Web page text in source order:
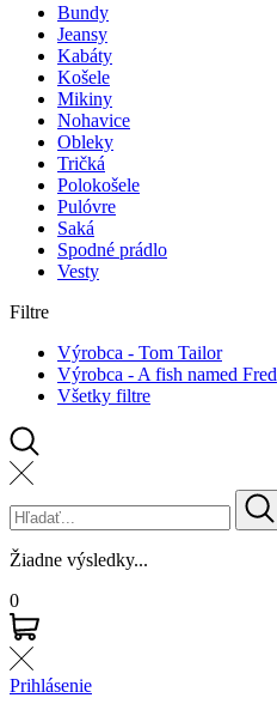
Bundy
Jeansy
Kabáty
Košele
Mikiny
Nohavice
Obleky
Tričká
Polokošele
Pulóvre
Saká
Spodné prádlo
Vesty
Filtre
Výrobca - Tom Tailor
Výrobca - A fish named Fred
Všetky filtre
Žiadne výsledky...
0
Prihlásenie